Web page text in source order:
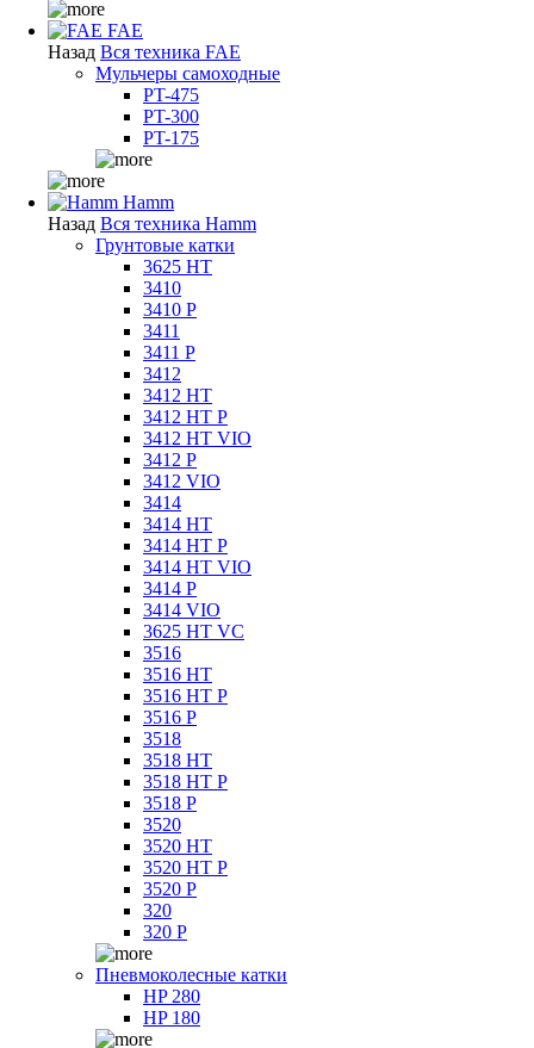
FAE
Назад Вся техника FAE
Мульчеры самоходные
PT-475
PT-300
PT-175
Hamm
Назад Вся техника Hamm
Грунтовые катки
3625 HT
3410
3410 P
3411
3411 P
3412
3412 HT
3412 HT P
3412 HT VIO
3412 P
3412 VIO
3414
3414 HT
3414 HT P
3414 HT VIO
3414 P
3414 VIO
3625 HT VC
3516
3516 HT
3516 HT P
3516 P
3518
3518 HT
3518 HT P
3518 P
3520
3520 HT
3520 HT P
3520 P
320
320 P
Пневмоколесные катки
HP 280
HP 180